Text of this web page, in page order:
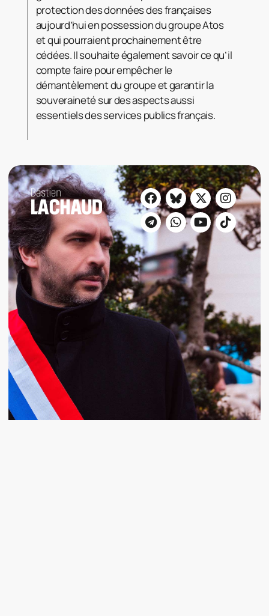
protection des données des françaises
aujourd’hui en possession du groupe Atos
et qui pourraient prochainement être
cédées. Il souhaite également savoir ce qu’il
compte faire pour empêcher le
démantèlement du groupe et garantir la
souveraineté sur des aspects aussi
essentiels des services publics français.